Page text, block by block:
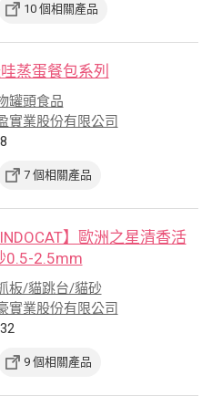
10 個相關產品
蒸蛋餐包系列
罐頭食品
實業股份有限公司
7 個相關產品
】歐洲之星清香活
0.5-2.5mm
板/貓跳台/貓砂
實業股份有限公司
9 個相關產品